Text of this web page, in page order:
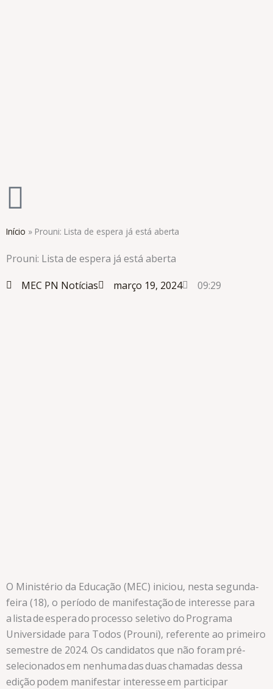
Início » Prouni: Lista de espera já está aberta
Prouni: Lista de espera já está aberta
MEC PN Notícias março 19, 2024 09:29
O Ministério da Educação (MEC) iniciou, nesta segunda-
feira (18), o período de manifestação de interesse para
a lista de espera do processo seletivo do Programa
Universidade para Todos (Prouni), referente ao primeiro
semestre de 2024. Os candidatos que não foram pré-
selecionados em nenhuma das duas chamadas dessa
edição podem manifestar interesse em participar